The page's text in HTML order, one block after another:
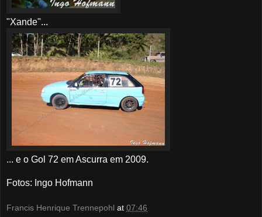
"Xande"...
... e o Gol 72 em Ascurra em 2009.
Fotos: Ingo Hofmann
Francis Henrique Trennepohl at 07:46